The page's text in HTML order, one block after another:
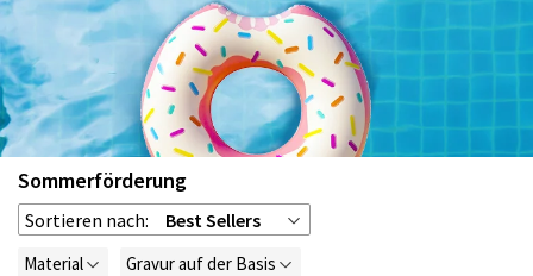
Sommerförderung
Sortieren nach: Best Sellers
Material Gravur auf der Basis